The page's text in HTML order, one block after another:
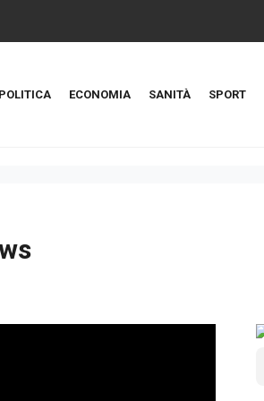
POLITICA ECONOMIA SANITÀ SPORT